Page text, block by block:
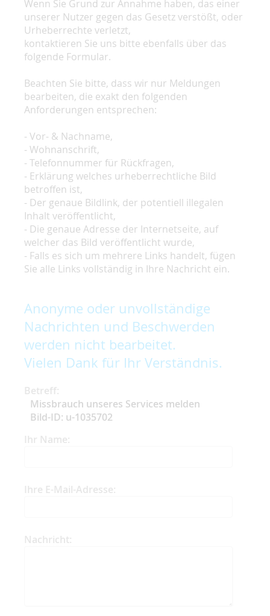
Wenn Sie Grund zur Annahme haben, das einer
unserer Nutzer gegen das Gesetz verstößt, oder
Urheberrechte verletzt,
kontaktieren Sie uns bitte ebenfalls über das
folgende Formular.
Beachten Sie bitte, dass wir nur Meldungen
bearbeiten, die exakt den folgenden
Anforderungen entsprechen:
- Vor- & Nachname,
- Wohnanschrift,
- Telefonnummer für Rückfragen,
- Erklärung welches urheberrechtliche Bild
betroffen ist,
- Der genaue Bildlink, der potentiell illegalen
Inhalt veröffentlicht,
- Die genaue Adresse der Internetseite, auf
welcher das Bild veröffentlicht wurde,
- Falls es sich um mehrere Links handelt, fügen
Sie alle Links vollständig in Ihre Nachricht ein.
Anonyme oder unvollständige
Nachrichten und Beschwerden
werden nicht bearbeitet.
Vielen Dank für Ihr Verständnis.
Betreff:
Missbrauch unseres Services melden
Bild-ID: u-1035702
Ihr Name:
Ihre E-Mail-Adresse:
Nachricht: